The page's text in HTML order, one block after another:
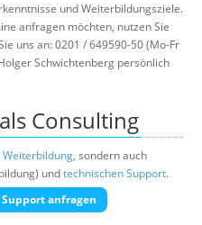
und Weiterbildungsziele.
anfragen möchten, nutzen Sie
uns an: 0201 / 649590-50 (Mo-Fr
Schwichtenberg persönlich
Consulting
Weiterbildung, sondern auch
undtechnischen Support.
Support anfragen